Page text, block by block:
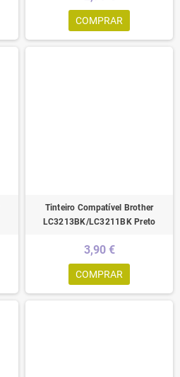
COMPRAR
Tinteiro Compatível Brother
LC3213BK/LC3211BK Preto
3,90 €
COMPRAR